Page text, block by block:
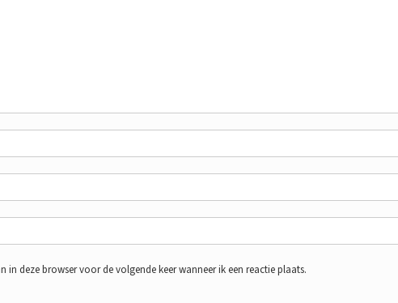
in deze browser voor de volgende keer wanneer ik een reactie plaats.